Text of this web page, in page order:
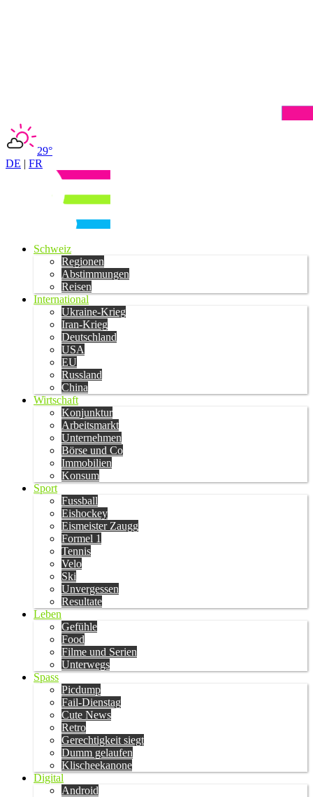
29°
DE | FR
Schweiz
Regionen
Abstimmungen
Reisen
International
Ukraine-Krieg
Iran-Krieg
Deutschland
USA
EU
Russland
China
Wirtschaft
Konjunktur
Arbeitsmarkt
Unternehmen
Börse und Co
Immobilien
Konsum
Sport
Fussball
Eishockey
Eismeister Zaugg
Formel 1
Tennis
Velo
Ski
Unvergessen
Resultate
Leben
Gefühle
Food
Filme und Serien
Unterwegs
Spass
Picdump
Fail-Dienstag
Cute News
Retro
Gerechtigkeit siegt
Dumm gelaufen
Klischeekanone
Digital
Android